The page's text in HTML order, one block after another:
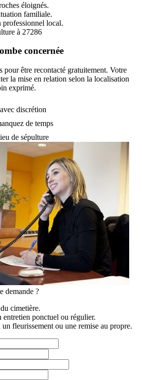
éloignés.
familiale.
professionnel local.
à 27286
concernée
pour être recontacté gratuitement. Votre
la mise en relation selon la localisation
exprimé.
discrétion
de temps
de sépulture
demande ?
cimetière.
entretien ponctuel ou régulier.
fleurissement ou une remise au propre.